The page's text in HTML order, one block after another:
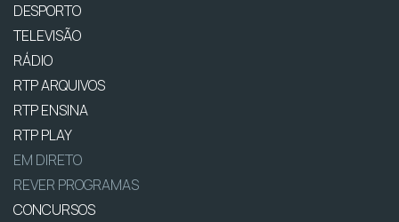
DESPORTO
TELEVISÃO
RÁDIO
RTP ARQUIVOS
RTP ENSINA
RTP PLAY
EM DIRETO
REVER PROGRAMAS
CONCURSOS